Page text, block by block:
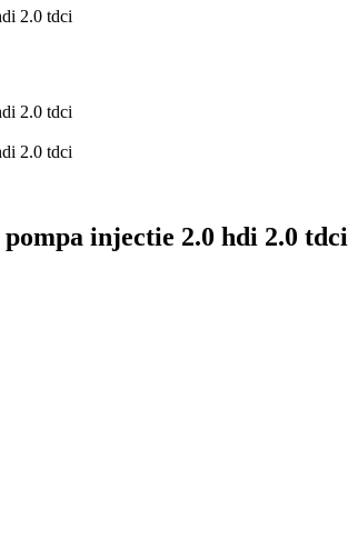
injectie 2.0 hdi 2.0 tdci